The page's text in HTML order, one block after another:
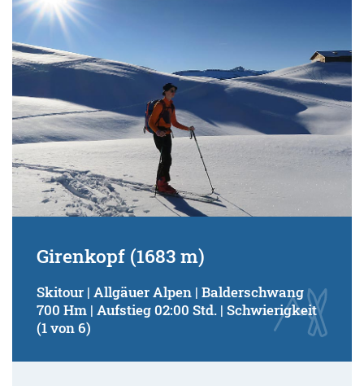
von
Kondition (Tourdauer):
von
bis
Suchbegriff:
Girenkopf (1683 m)
Skitour | Allgäuer Alpen | Balderschwang
700 Hm | Aufstieg 02:00 Std. | Schwierigkeit
(1 von 6)